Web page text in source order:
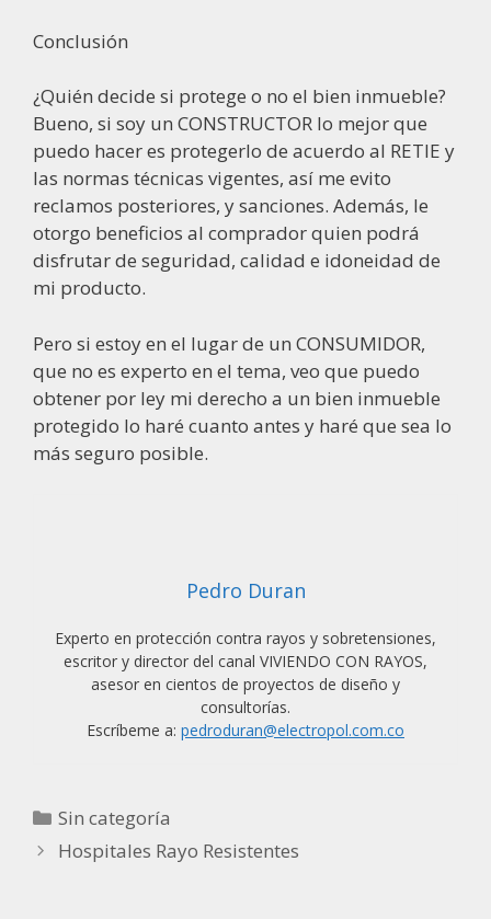
Conclusión
¿Quién decide si protege o no el bien inmueble?
Bueno, si soy un CONSTRUCTOR lo mejor que
puedo hacer es protegerlo de acuerdo al RETIE y
las normas técnicas vigentes, así me evito
reclamos posteriores, y sanciones. Además, le
otorgo beneficios al comprador quien podrá
disfrutar de seguridad, calidad e idoneidad de
mi producto.
Pero si estoy en el lugar de un CONSUMIDOR,
que no es experto en el tema, veo que puedo
obtener por ley mi derecho a un bien inmueble
protegido lo haré cuanto antes y haré que sea lo
más seguro posible.
Pedro Duran
Experto en protección contra rayos y sobretensiones,
escritor y director del canal VIVIENDO CON RAYOS,
asesor en cientos de proyectos de diseño y
consultorías.
Escríbeme a: pedroduran@electropol.com.co
Categorías
Sin categoría
Hospitales Rayo Resistentes